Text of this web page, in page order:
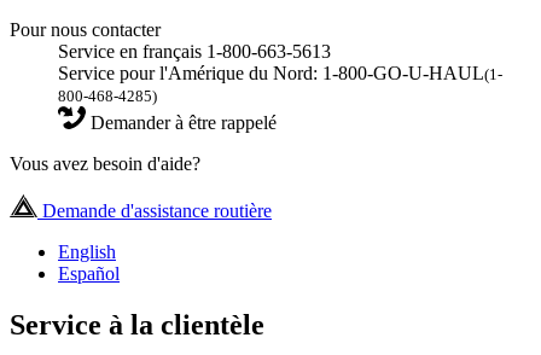
Pour nous contacter
Service en français 1-800-663-5613
Service pour l'Amérique du Nord: 1-800-GO-U-HAUL(1-
800-468-4285)
Demander à être rappelé
Vous avez besoin d'aide?
Demande d'assistance routière
English
Español
Service à la clientèle